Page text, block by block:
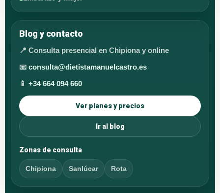
Blog y contacto
📍 Consulta presencial en Chipiona y online
📧 consulta@dietistamanuelcastro.es
📱 +34 664 094 660
Ver planes y precios
Ir al blog
Zonas de consulta
Chipiona Sanlúcar Rota